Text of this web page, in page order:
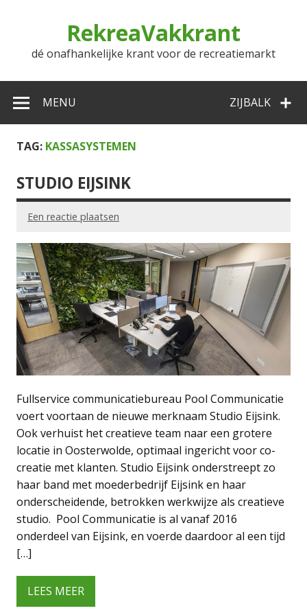
RekreaVakkrant
dé onafhankelijke krant voor de recreatiemarkt
ZIJBALK
MENU
TAG: KASSASYSTEMEN
STUDIO EIJSINK
Een reactie plaatsen
Fullservice communicatiebureau Pool Communicatie
voert voortaan de nieuwe merknaam Studio Eijsink.
Ook verhuist het creatieve team naar een grotere
locatie in Oosterwolde, optimaal ingericht voor co-
creatie met klanten. Studio Eijsink onderstreept zo
haar band met moederbedrijf Eijsink en haar
onderscheidende, betrokken werkwijze als creatieve
studio. Pool Communicatie is al vanaf 2016
onderdeel van Eijsink, en voerde daardoor al een tijd
[…]
LEES MEER